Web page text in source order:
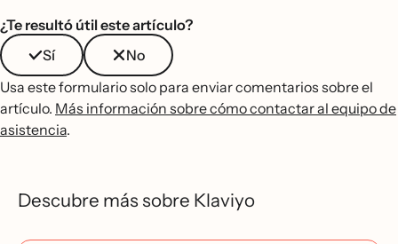
¿Te resultó útil este artículo?
Sí
No
Usa este formulario solo para enviar comentarios sobre el
artículo. Más información sobre cómo contactar al equipo de
asistencia.
Descubre más sobre Klaviyo